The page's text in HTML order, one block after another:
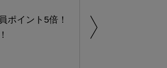
ポイント5倍！